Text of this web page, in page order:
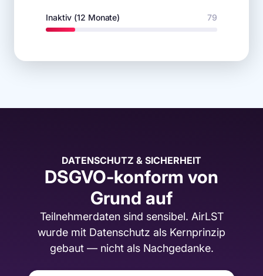
Inaktiv (12 Monate) 79
DATENSCHUTZ & SICHERHEIT
DSGVO-konform von
Grund auf
Teilnehmerdaten sind sensibel. AirLST
wurde mit Datenschutz als Kernprinzip
gebaut — nicht als Nachgedanke.